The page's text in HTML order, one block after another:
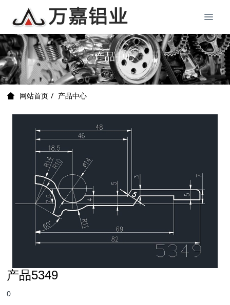
产品中心
网站首页 产品中心
产品5349
0